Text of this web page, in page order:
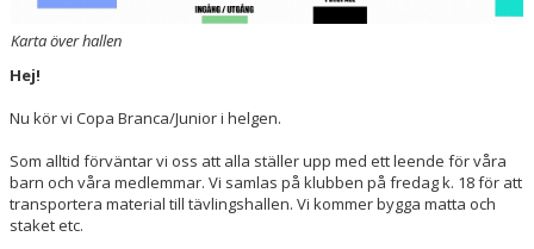
Karta över hallen
Hej!
Nu kör vi Copa Branca/Junior i helgen.
Som alltid förväntar vi oss att alla ställer upp med ett leende för våra
barn och våra medlemmar. Vi samlas på klubben på fredag k. 18 för att
transportera material till tävlingshallen. Vi kommer bygga matta och
staket etc.